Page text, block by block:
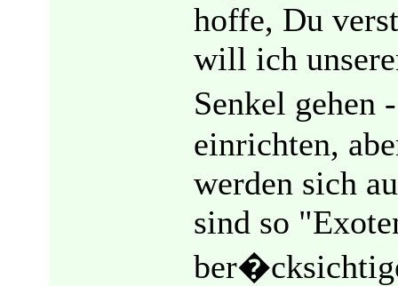
hoffe, Du
will ich
Senkel
einrichten,
werden sich
sind so